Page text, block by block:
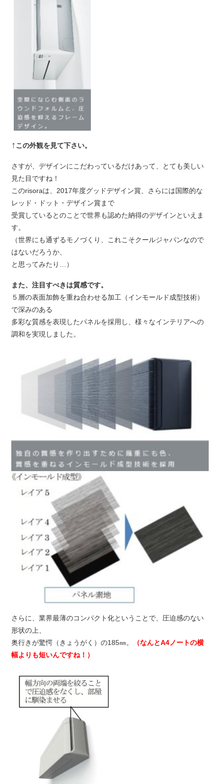
↑この外観を見て下さい。
さすが、デザインにこだわっているだけあって、とても美しい
見た目ですね！
このrisoraは、2017年度グッドデザイン賞、さらには国際的な
レッド・ドット・デザイン賞まで
受賞しているとのことで世界も認めた納得のデザインといえま
す。
（世界にも通ずるモノづくり、これこそクールジャパンなので
はないだろうか、
と思ってみたり…）
また、注目すべきは質感です。
５層の表面加飾を重ね合わせる加工（インモールド成型技術）
で深みのある
多彩な質感を表現したパネルを採用し、様々なインテリアへの
調和を実現しました。
さらに、業界最薄のコンパクト化ということで、圧迫感のない
形状の上、
奥行きが驚愕（きょうがく）の185㎜。
（なんとA4ノートの横
幅よりも短いんですね！）